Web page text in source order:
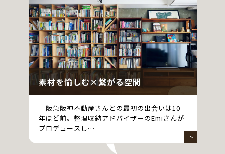
素材を愉しむ×繋がる空間
阪急阪神不動産さんとの最初の出会いは10
年ほど前。整理収納アドバイザーのEmiさんが
プロデュースし…